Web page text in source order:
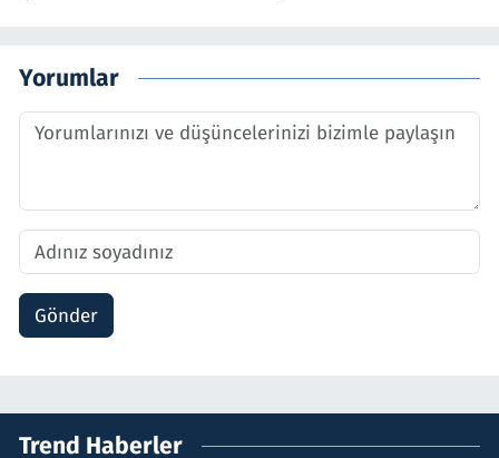
Yorumlar
Gönder
Trend Haberler